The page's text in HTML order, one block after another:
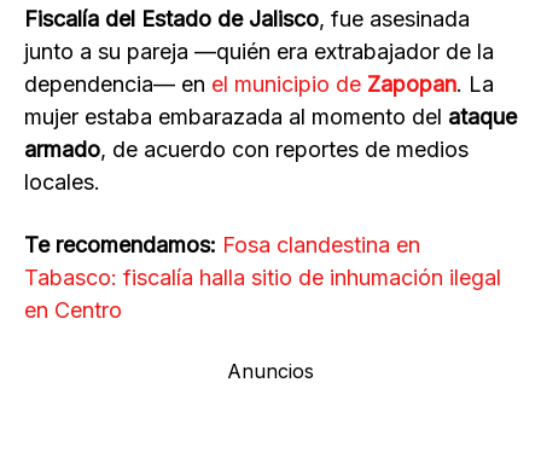
Fiscalía del Estado de Jalisco, fue asesinada
junto a su pareja —quién era extrabajador de la
dependencia— en el municipio de Zapopan. La
mujer estaba embarazada al momento del ataque
armado, de acuerdo con reportes de medios
locales.
Te recomendamos: Fosa clandestina en
Tabasco: fiscalía halla sitio de inhumación ilegal
en Centro
Anuncios